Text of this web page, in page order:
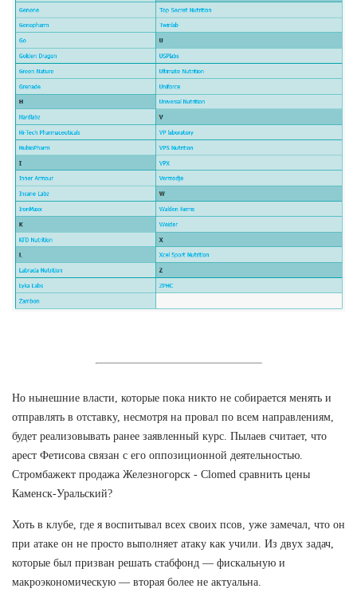
Но нынешние власти, которые пока никто не собирается менять и
отправлять в отставку, несмотря на провал по всем направлениям,
будет реализовывать ранее заявленный курс. Пылаев считает, что
арест Фетисова связан с его оппозиционной деятельностью.
Стромбажект продажа Железногорск - Clomed сравнить цены
Каменск-Уральский?
Хоть в клубе, где я воспитывал всех своих псов, уже замечал, что он
при атаке он не просто выполняет атаку как учили. Из двух задач,
которые был призван решать стабфонд — фискальную и
макроэкономическую — вторая более не актуальна.